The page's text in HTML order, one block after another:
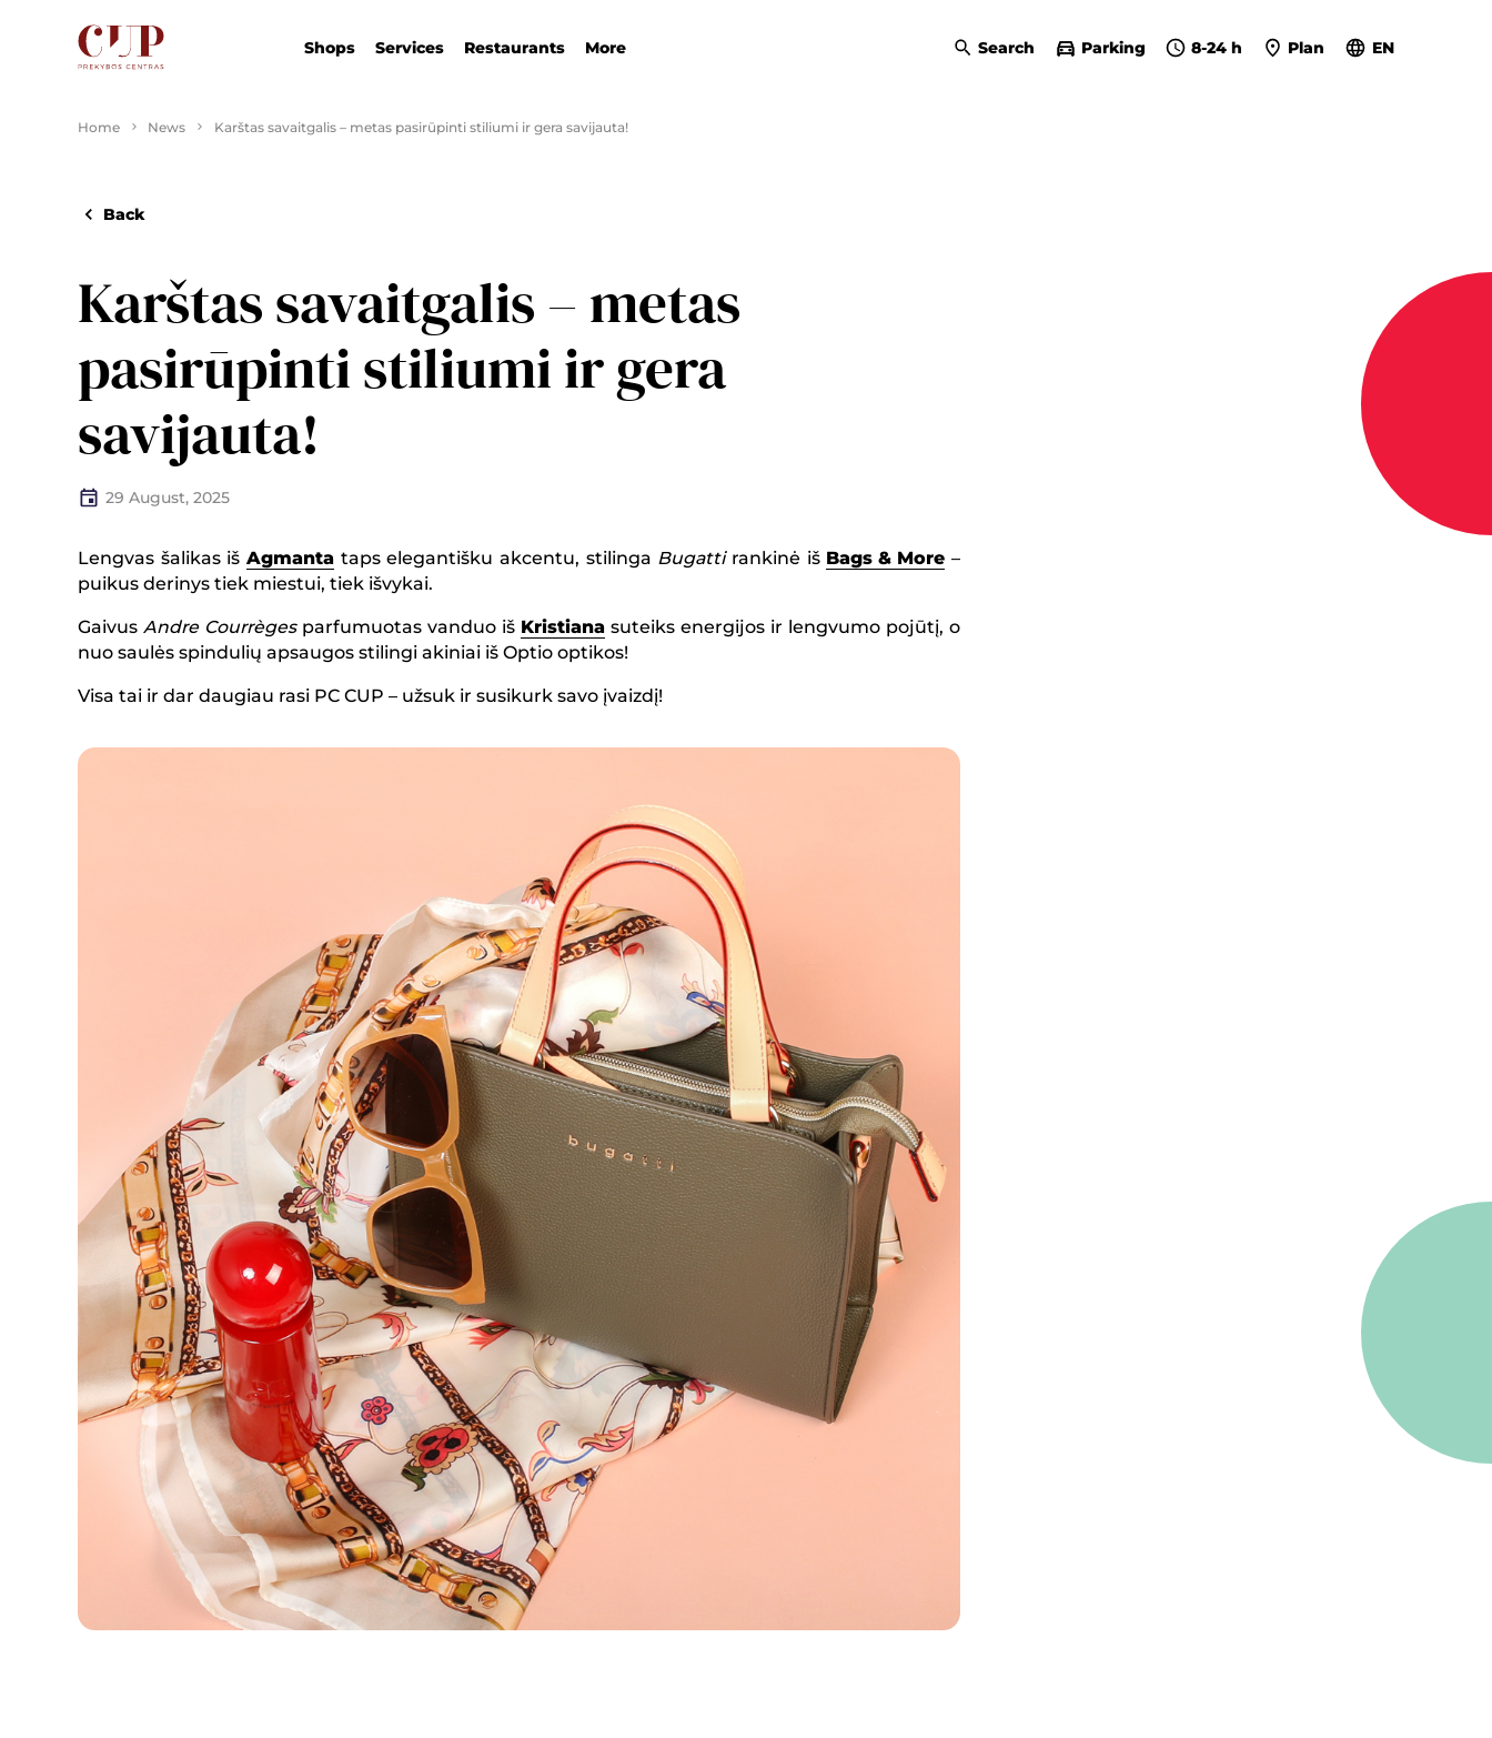
Shops Services Restaurants More Search Parking 8-24 h Plan EN
Home News Karštas savaitgalis – metas pasirūpinti stiliumi ir gera savijauta!
Back
Karštas savaitgalis – metas
pasirūpinti stiliumi ir gera
savijauta!
29 August, 2025
Lengvas šalikas iš Agmantataps elegantišku akcentu, stilinga Bugattirankinė iš Bags & More –
puikus derinys tiek miestui, tiek išvykai.
Gaivus Andre Courrègesparfumuotas vanduo iš Kristianasuteiks energijos ir lengvumo pojūtį, o
nuo saulės spindulių apsaugos stilingi akiniai iš Optio optikos!
Visa tai ir dar daugiau rasi PC CUP – užsuk ir susikurk savo įvaizdį!